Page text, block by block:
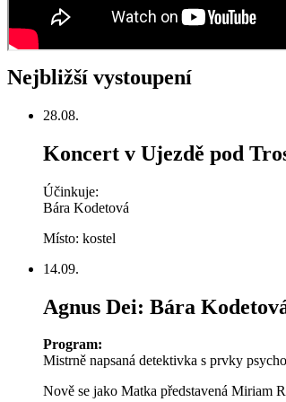
Nejbližší vystoupení
28.08.
Koncert v Ujezdě pod
Účinkuje:
Bára Kodetová
Místo: kostel
14.09.
Agnus Dei: Bára
Program:
Mistrně napsaná detektivka s prvky
Nově se jako Matka představená Miriam